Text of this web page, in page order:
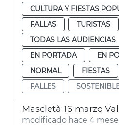
CULTURA Y FIESTAS
FALLAS
TURISTAS
TODAS LAS AUDIENCIAS
EN PORTADA
EN
NORMAL
FIESTAS
FALLES
Mascletà 16 marzo
modificado hace 4